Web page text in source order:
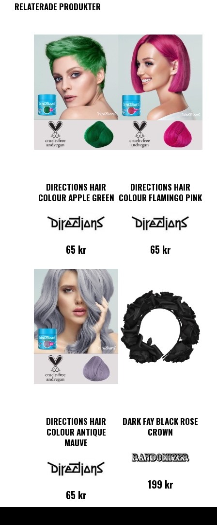
RELATERADE PRODUKTER
DIRECTIONS HAIR
COLOUR APPLE GREEN
65 kr
DIRECTIONS HAIR
COLOUR FLAMINGO PINK
65 kr
DIRECTIONS HAIR
COLOUR ANTIQUE
MAUVE
65 kr
DARK FAY BLACK ROSE
CROWN
199 kr